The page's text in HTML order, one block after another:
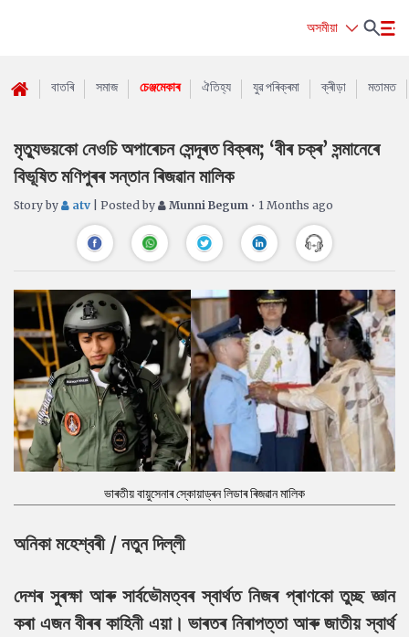
অসমীয়া
বাতৰি সমাজ চেঞ্জমেকাৰ ঐতিহ্য যুৱ পৰিক্ৰমা ক্ৰীড়া মতামত
মৃত্যুভয়কো নেওচি অপাৰেচন সেন্দূৰত বিক্ৰম; ‘বীৰ চক্ৰ’ সন্মানেৰে
বিভূষিত মণিপুৰৰ সন্তান ৰিজৱান মালিক
Story by atv | Posted by Munni Begum • 1 Months ago
ভাৰতীয় বায়ুসেনাৰ স্কোয়াড্ৰন লিডাৰ ৰিজৱান মালিক
অনিকা মহেশ্বৰী / নতুন দিল্লী
দেশৰ সুৰক্ষা আৰু সাৰ্বভৌমত্বৰ স্বাৰ্থত নিজৰ প্ৰাণকো তুচ্ছ জ্ঞান
কৰা এজন বীৰৰ কাহিনী এয়া। ভাৰতৰ নিৰাপত্তা আৰু জাতীয় স্বাৰ্থ